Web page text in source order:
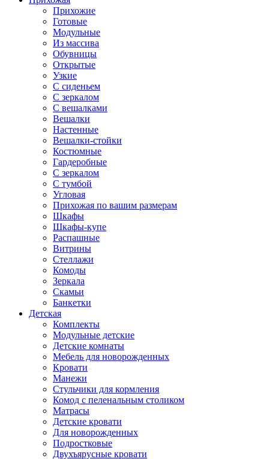
Прихожие
Готовые
Модульные
Из массива
Обувницы
Открытые
Узкие
С сиденьем
С зеркалом
С вешалками
Вешалки
Настенные
Вешалки-стойки
Костюмные
Гардеробные
С зеркалом
С тумбой
Угловая
Прихожая по вашим размерам
Шкафы
Шкафы-купе
Распашные
Витрины
Стеллажи
Комоды
Зеркала
Скамьи
Банкетки
Детская
Комплекты
Модульные детские
Детские комнаты
Мебель для новорожденных
Кровати
Манежи
Стульчики для кормления
Комод с пеленальным столиком
Матрасы
Детские кровати
Для новорожденных
Подростковые
Двухъярусные кровати